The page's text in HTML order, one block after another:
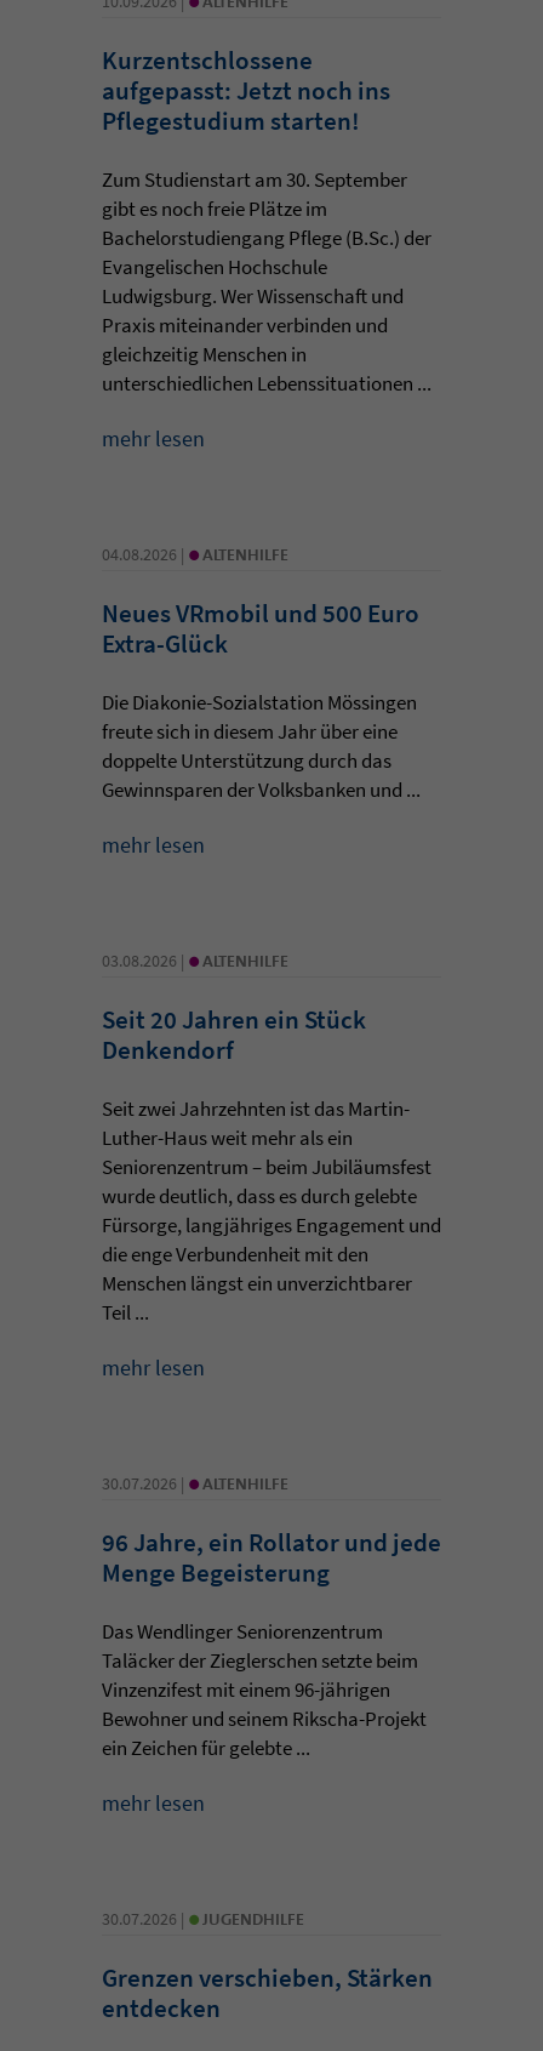
Kurzentschlossene
aufgepasst: Jetzt noch ins
Pflegestudium starten!
Zum Studienstart am 30. September
gibt es noch freie Plätze im
Bachelorstudiengang Pflege (B.Sc.) der
Evangelischen Hochschule
Ludwigsburg. Wer Wissenschaft und
Praxis miteinander verbinden und
gleichzeitig Menschen in
unterschiedlichen Lebenssituationen ...
mehr lesen
04.08.2026 | • ALTENHILFE
Neues VRmobil und 500 Euro
Extra-Glück
Die Diakonie-Sozialstation Mössingen
freute sich in diesem Jahr über eine
doppelte Unterstützung durch das
Gewinnsparen der Volksbanken und ...
mehr lesen
03.08.2026 | • ALTENHILFE
Seit 20 Jahren ein Stück
Denkendorf
Seit zwei Jahrzehnten ist das Martin-
Luther-Haus weit mehr als ein
Seniorenzentrum – beim Jubiläumsfest
wurde deutlich, dass es durch gelebte
Fürsorge, langjähriges Engagement und
die enge Verbundenheit mit den
Menschen längst ein unverzichtbarer
Teil ...
mehr lesen
30.07.2026 | • ALTENHILFE
96 Jahre, ein Rollator und jede
Menge Begeisterung
Das Wendlinger Seniorenzentrum
Taläcker der Zieglerschen setzte beim
Vinzenzifest mit einem 96-jährigen
Bewohner und seinem Rikscha-Projekt
ein Zeichen für gelebte ...
mehr lesen
30.07.2026 | • JUGENDHILFE
Grenzen verschieben, Stärken
entdecken